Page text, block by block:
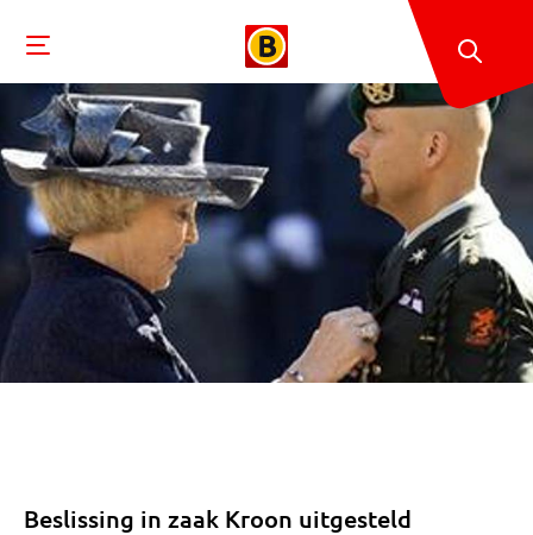
Beslissing in zaak Kroon uitgesteld